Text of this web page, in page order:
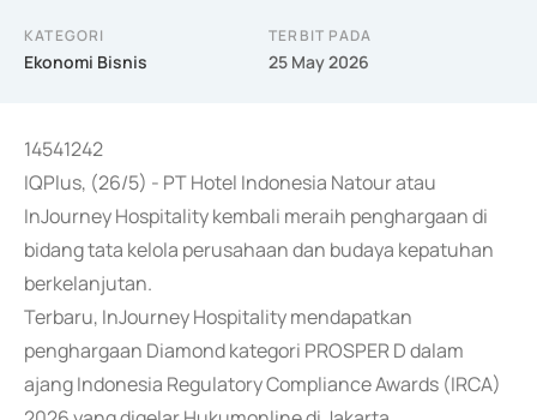
KATEGORI
Ekonomi Bisnis
TERBIT PADA
25 May 2026
14541242
IQPlus, (26/5) - PT Hotel Indonesia Natour atau
InJourney Hospitality kembali meraih penghargaan di
bidang tata kelola perusahaan dan budaya kepatuhan
berkelanjutan.
Terbaru, InJourney Hospitality mendapatkan
penghargaan Diamond kategori PROSPER D dalam
ajang Indonesia Regulatory Compliance Awards (IRCA)